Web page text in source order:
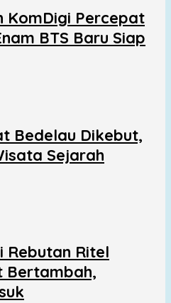
KomDigi Percepat
BTS Baru Siap
Bedelau Dikebut,
Sejarah
Rebutan Ritel
Bertambah,